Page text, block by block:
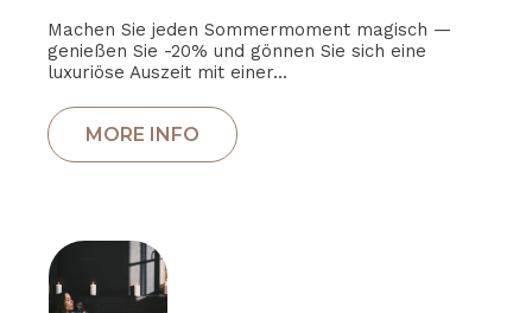
Machen Sie jeden Sommermoment magisch —
genießen Sie -20% und gönnen Sie sich eine
luxuriöse Auszeit mit einer...